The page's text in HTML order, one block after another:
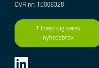
Add to existing cart row
CVR.nr: 10008328
Tilmeld dig vores
nyhedsbrev